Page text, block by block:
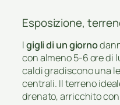
Esposizione,
Igigli di un giorno
con almeno 5-6 ore di
caldi gradiscono una
centrali. Il terreno
drenato, arricchito con